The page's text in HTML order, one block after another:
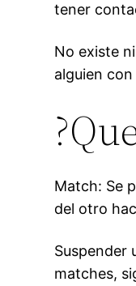
tener
No existe
alguien
Match: Se
del otro
Suspender
matches,